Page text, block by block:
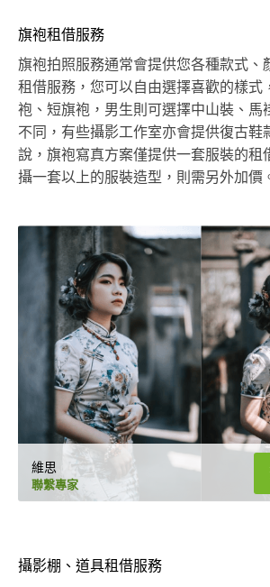
旗袍租借服務
旗袍拍照服務通常會提供您各種款式、
租借服務，您可以自由選擇喜歡的樣式
袍、短旗袍，男生則可選擇中山裝、馬
不同，有些攝影工作室亦會提供復古鞋
說，旗袍寫真方案僅提供一套服裝的租
攝一套以上的服裝造型，則需另外加價
維思
聯繫專家
攝影棚、道具租借服務